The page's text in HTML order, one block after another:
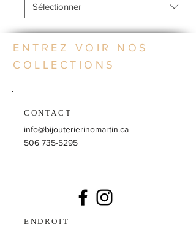
ENTREZ VOIR NOS
COLLECTIONS
CONTACT
info@bijouterierinomartin.ca
506 735-5295
ENDROIT